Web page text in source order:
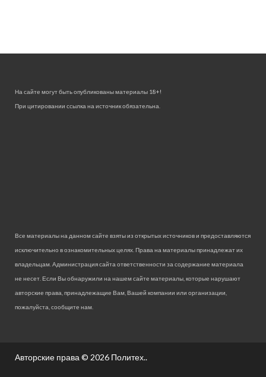
На сайте могут быть опубликованы материалы 18+!
При цитировании ссылка на источник обязательна.
Все материалы на данном сайте взяты из открытых источников и предоставляются
исключительно в ознакомительных целях. Права на материалы принадлежат их
владельцам. Администрация сайта ответственности за содержание материала
не несет. Если Вы обнаружили на нашем сайте материалы, которые нарушают
авторские права, принадлежащие Вам, Вашей компании или организации,
пожалуйста, сообщите нам.
Авторские права © 2026 Политех..